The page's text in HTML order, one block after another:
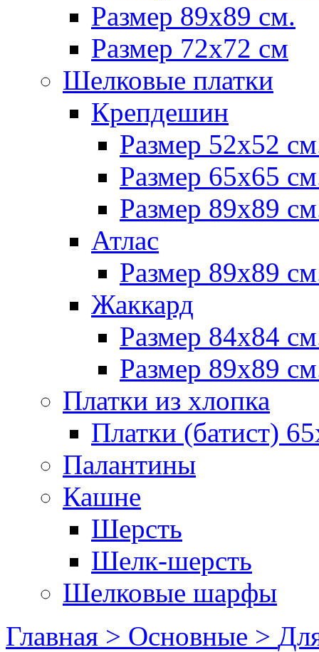
Размер 89х89 см.
Размер 72x72 см
Шелковые платки
Крепдешин
Размер 52х52
Размер 65х65
Размер 89х89
Атлас
Размер 89х89
Жаккард
Размер 84х84
Размер 89х89
Платки из хлопка
Платки (батист)
Палантины
Кашне
Шерсть
Шелк-шерсть
Шелковые шарфы
Главная > Основные >